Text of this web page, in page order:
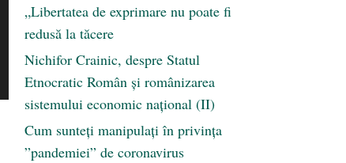
„Libertatea de exprimare nu poate fi
redusă la tăcere
Nichifor Crainic, despre Statul
Etnocratic Român şi românizarea
sistemului economic naţional (II)
Cum sunteți manipulați în privința
”pandemiei” de coronavirus